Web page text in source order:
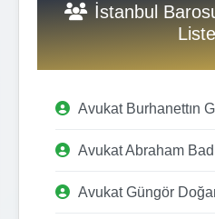
İstanbul
Avukat Burhanettın
Avukat Abraham
Avukat Güngör